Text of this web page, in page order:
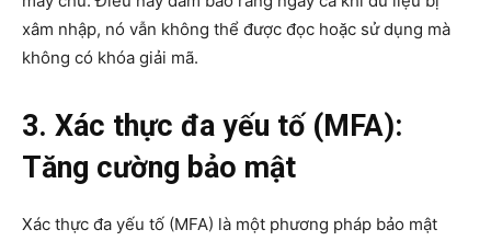
xâm nhập, nó vẫn không thể được đọc hoặc sử dụng mà
không có khóa giải mã.
3. Xác thực đa yếu tố (MFA):
Tăng cường bảo mật
Xác thực đa yếu tố (MFA) là một phương pháp bảo mật